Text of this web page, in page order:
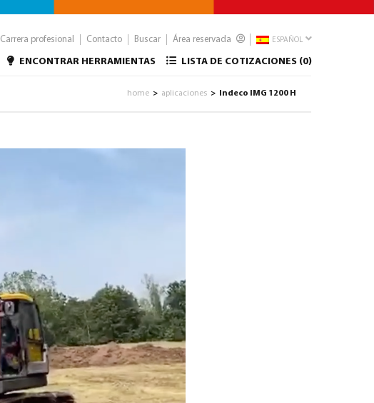
Carrera profesional Contacto Buscar Área reservada ESPAÑOL
ENCONTRAR HERRAMIENTAS LISTA DE COTIZACIONES (0)
home > aplicaciones > Indeco IMG 1200 H